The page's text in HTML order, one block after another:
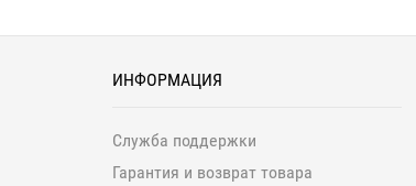
ИНФОРМАЦИЯ
Служба поддержки
Гарантия и возврат товара